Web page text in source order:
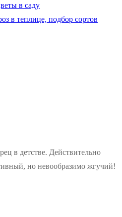
в саду
в теплице, подбор сортов
в детстве. Действительно
но невообразимо жгучий!